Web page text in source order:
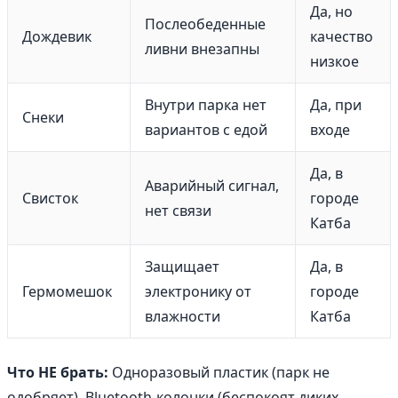
Дождевик
Послеобеденные
ливни внезапны
Да, но
качество
низкое
Снеки
Внутри парка нет
вариантов с едой
Да, при
входе
Свисток
Аварийный сигнал,
нет связи
Да, в
городе
Катба
Гермомешок
Защищает
электронику от
влажности
Да, в
городе
Катба
Что НЕ брать: Одноразовый пластик (парк не